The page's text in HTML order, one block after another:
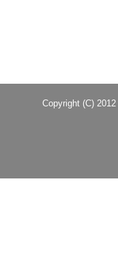
Copyright (C)